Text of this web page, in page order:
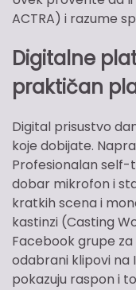
ACTRA) i razume
Digitalne
praktičan
Digital prisustvo
koje dobijate.
Profesionalan
dobar mikrofon i
kratkih scena i
kastinzi (Casting
Facebook grupe
odabrani klipovi na
pokazuju raspon i